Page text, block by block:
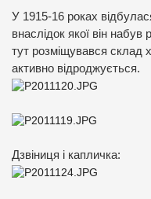
У 1915-16 роках
внаслідок якої він набув
тут розміщувався склад
активно відроджується.
Дзвіниця і капличка: